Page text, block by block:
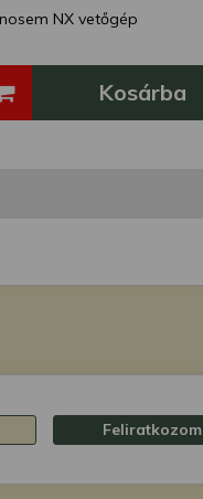
NX vetőgép
Kosárba
Feliratkozom